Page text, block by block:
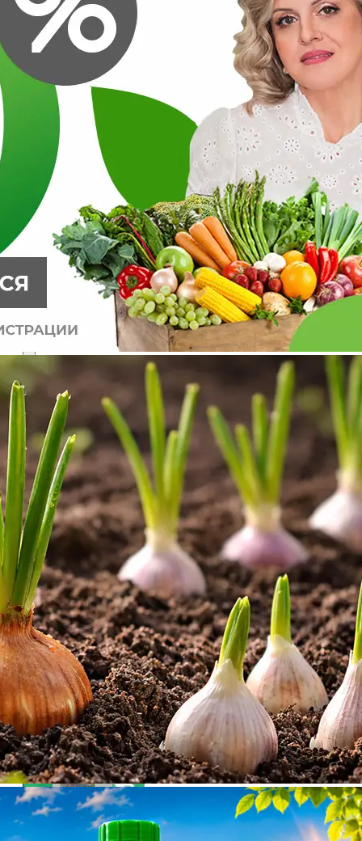
Перец Калифорнийское Чудо золотое 0.2г (6-8мм) Ранн
(Седек)
Горох Ранний 301 лущильный 10г Ранн (Аэлита)